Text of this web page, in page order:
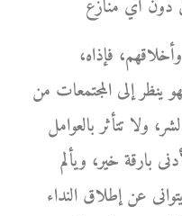
فإذاه،
ينظر إلى المجتمعات من
ولا تتأثر بالعوامل
بارقة خير، ويألم
عن إطلاق النداء